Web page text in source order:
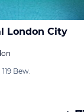
London City
119 Bew.